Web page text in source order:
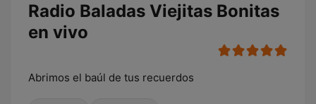
Radio Baladas Viejitas Bonitas
en vivo
Abrimos el baúl de tus recuerdos